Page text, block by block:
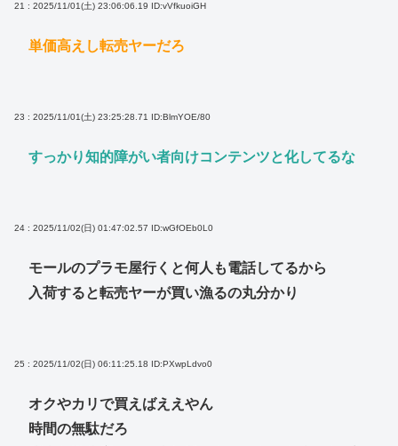
21 : 2025/11/01(土) 23:06:06.19 ID:vVfkuoiGH
単価高えし転売ヤーだろ
23 : 2025/11/01(土) 23:25:28.71 ID:BlmYOE/80
すっかり知的障がい者向けコンテンツと化してるな
24 : 2025/11/02(日) 01:47:02.57 ID:wGfOEb0L0
モールのプラモ屋行くと何人も電話してるから
入荷すると転売ヤーが買い漁るの丸分かり
25 : 2025/11/02(日) 06:11:25.18 ID:PXwpLdvo0
オクやカリで買えばええやん
時間の無駄だろ